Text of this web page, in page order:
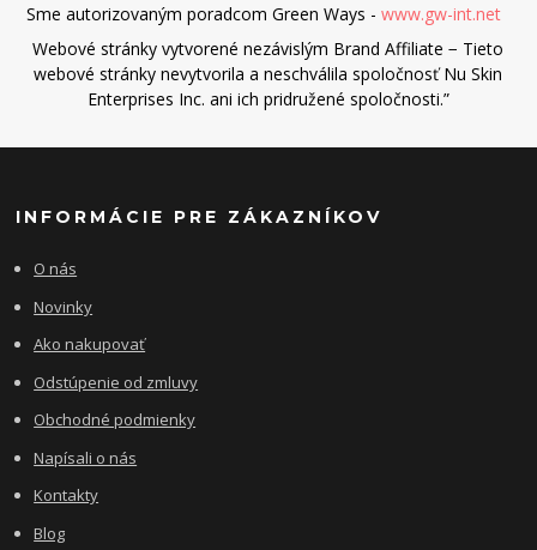
Sme autorizovaným poradcom Green Ways - www.gw-int.net
Webové stránky vytvorené nezávislým Brand Affiliate − Tieto
webové stránky nevytvorila a neschválila spoločnosť Nu Skin
Enterprises Inc. ani ich pridružené spoločnosti.”
INFORMÁCIE PRE ZÁKAZNÍKOV
O nás
Novinky
Ako nakupovať
Odstúpenie od zmluvy
Obchodné podmienky
Napísali o nás
Kontakty
Blog